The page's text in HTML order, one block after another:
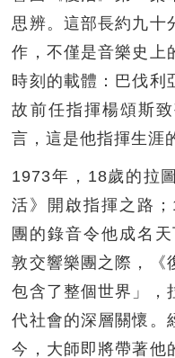
思辨。這部長約九十
作，不僅是音樂史上
時刻的載體：巴伐利
故前任指揮楊頌斯
言，這是他指揮生涯
1973年，18歲的拉
活》開啟指揮之路
團的錄音令他成名
敦交響樂團之際，《
包含了整個世界」，
代社會的深層關懷。
今，大師即將帶著他